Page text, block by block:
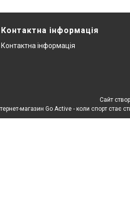
Контактна інформація
Контактна інформація
Сайт